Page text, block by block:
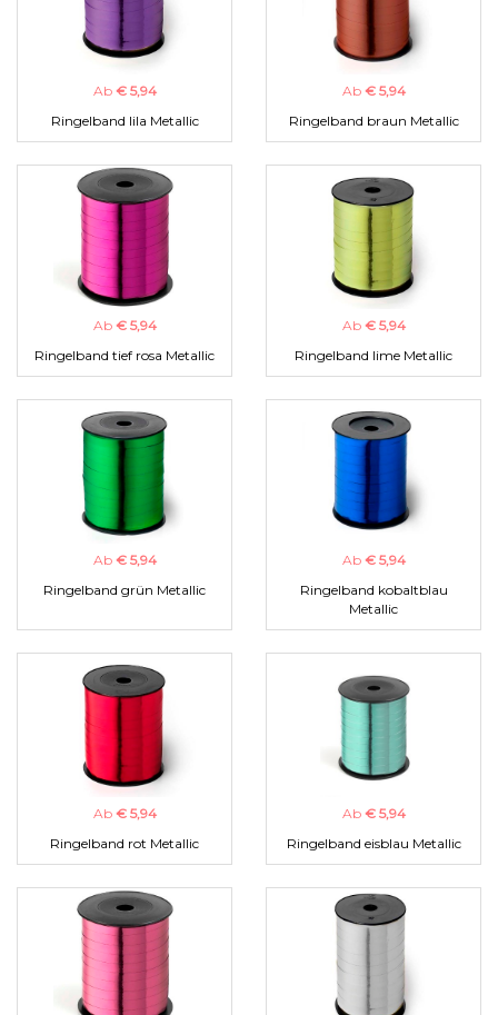
Ab € 5,94
Ringelband lila Metallic
Ab € 5,94
Ringelband braun Metallic
Ab € 5,94
Ringelband tief rosa Metallic
Ab € 5,94
Ringelband lime Metallic
Ab € 5,94
Ringelband grün Metallic
Ab € 5,94
Ringelband kobaltblau
Metallic
Ab € 5,94
Ringelband rot Metallic
Ab € 5,94
Ringelband eisblau Metallic